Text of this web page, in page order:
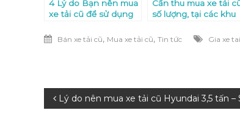
4 Lý do Bạn nên mua
xe tải cũ để sử dụng
xe tải mới
Cần thu mua xe tải
số lượng, tại các khu
trên cả nước, với giá
cao
Bán xe tải cũ, Mua xe tải cũ, Tin tức Gia xe tai
Điều
Lý do nên mua xe tải cũ Hyundai 3,5 tấn